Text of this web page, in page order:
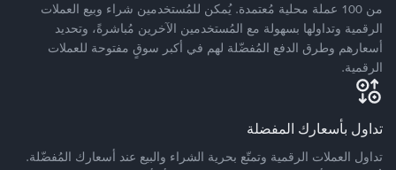
من 100 عملة محلية مُعتمدة. يُمكن للمُستخدمين شراء وبيع العملات
الرقمية وتداولها بسهولة مع المُستخدمين الآخرين مُباشرةً، وتحديد
أسعارهم وطرق الدفع المُفضّلة لهم في أكبر سوقٍ مفتوحة للعملات
الرقمية.
تداول بأسعارك المفضلة
تداول العملات الرقمية وتمتّع بحرية الشراء والبيع عند أسعارك المُفضّلة.